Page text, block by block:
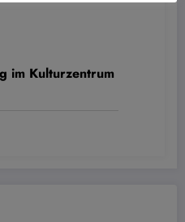
im Kulturzentrum